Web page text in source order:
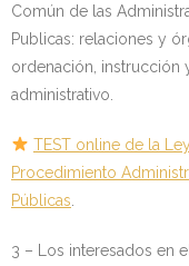
Común de las
Publicas: relaciones y
ordenación, instrucción
administrativo.
TEST online de la
Procedimiento
Públicas
3 – Los interesados en